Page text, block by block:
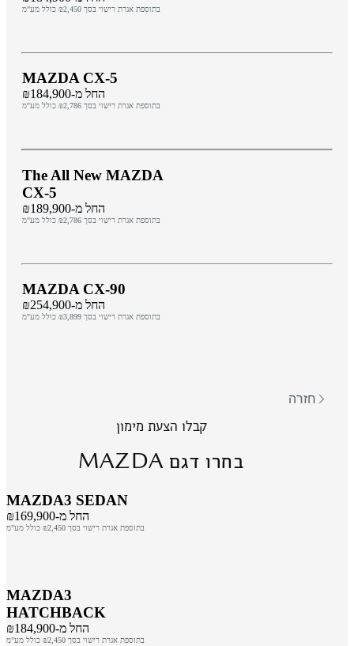
בתוספת אגרת רישוי בסך ₪2,450 כולל מע"מ
MAZDA CX-5
החל מ-₪184,900
בתוספת אגרת רישוי בסך ₪2,786 כולל מע"מ
The All New MAZDA
CX-5
החל מ-₪189,900
בתוספת אגרת רישוי בסך ₪2,786 כולל מע"מ
MAZDA CX-90
החל מ-₪254,900
בתוספת אגרת רישוי בסך ₪3,899 כולל מע"מ
חזרה
קבלו הצעת מימון
בחרו דגםMAZDA
MAZDA3 SEDAN
החל מ-₪169,900
בתוספת אגרת רישוי בסך ₪2,450 כולל מע"מ
MAZDA3
HATCHBACK
החל מ-₪184,900
בתוספת אגרת רישוי בסך ₪2,450 כולל מע"מ